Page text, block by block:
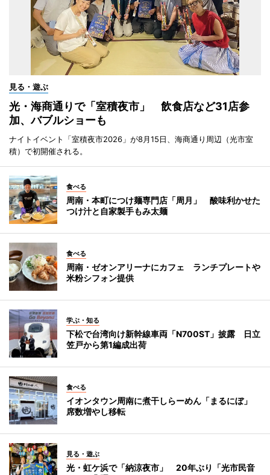
見る・遊ぶ
光・海商通りで「室積夜市」 飲食店など31店参
加、バブルショーも
ナイトイベント「室積夜市2026」が8月15日、海商通り周辺（光市室
積）で初開催される。
食べる
周南・本町につけ麺専門店「周月」 酸味利かせた
つけ汁と自家製手もみ太麺
食べる
周南・ゼオンアリーナにカフェ ランチプレートや
米粉シフォン提供
学ぶ・知る
下松で台湾向け新幹線車両「N700ST」披露 日立
笠戸から第1編成出荷
食べる
イオンタウン周南に煮干しらーめん「まるにぼ」
席数増やし移転
見る・遊ぶ
光・虹ケ浜で「納涼夜市」 20年ぶり「光市民音